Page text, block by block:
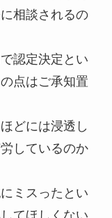
相談されるの
認定決定とい
点はご承知置
どには浸透し
しているのか
ミスったとい
てほしくない